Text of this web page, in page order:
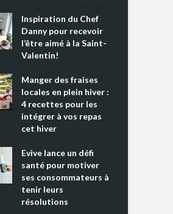
Inspiration du Chef
Danny pour recevoir
l’être aimé à la Saint-
Valentin!
Manger des fraises
locales en plein hiver :
4 recettes pour les
intégrer à vos repas
cet hiver
Evive lance un défi
santé pour motiver
ses consommateurs à
tenir leurs
résolutions